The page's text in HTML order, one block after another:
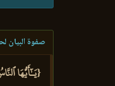
صفوة
{يَـٰٓأَيُّهَا